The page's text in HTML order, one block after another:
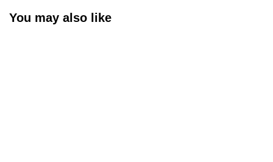
You may also like